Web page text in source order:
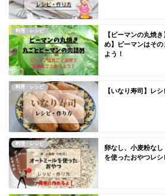
料理・レシピ
【ピーマンの丸焼
め】ピーマンはそ
よう！
料理・レシピ
【いなり寿司】レ
料理・レシピ
卵なし、小麦粉なし
を使ったおやつレ